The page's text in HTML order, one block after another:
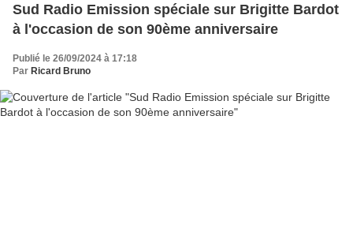
Sud Radio Emission spéciale sur Brigitte Bardot
à l'occasion de son 90ème anniversaire
Publié le 26/09/2024 à 17:18
Par Ricard Bruno